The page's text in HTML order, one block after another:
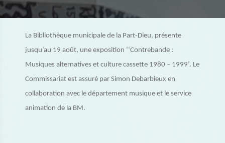
La Bibliothèque municipale de la Part-Dieu, présente
jusqu’au 19 août, une exposition ‘‘Contrebande :
Musiques alternatives et culture cassette 1980 – 1999’. Le
Commissariat est assuré par Simon Debarbieux en
collaboration avec le département musique et le service
animation de la BM.